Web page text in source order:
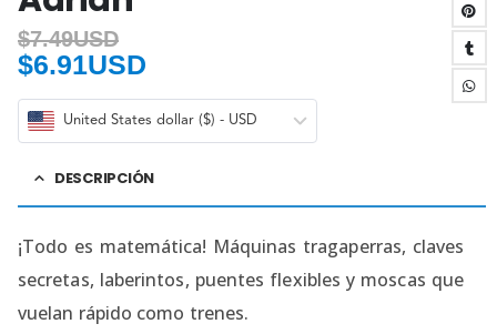
$7.49USD
$6.91USD
United States dollar ($) - USD
DESCRIPCIÓN
¡Todo es matemática! Máquinas tragaperras, claves
secretas, laberintos, puentes flexibles y moscas que
vuelan rápido como trenes.